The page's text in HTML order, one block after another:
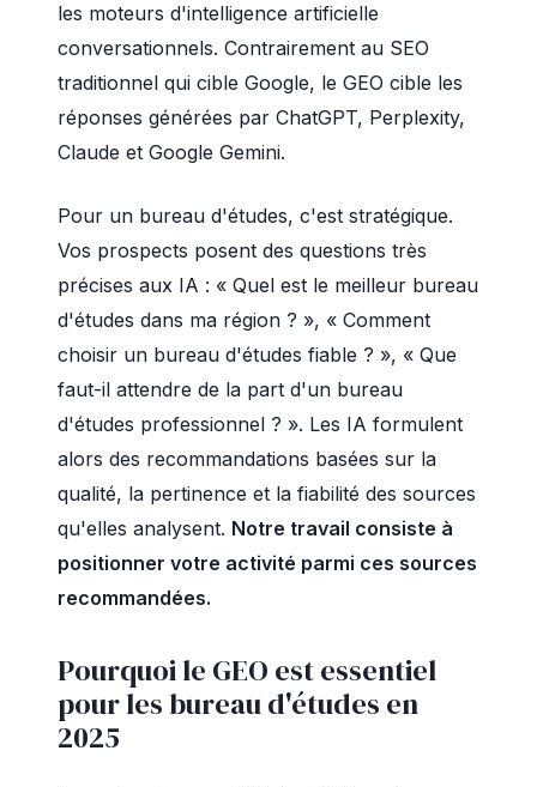
les moteurs d'intelligence artificielle
conversationnels. Contrairement au SEO
traditionnel qui cible Google, le GEO cible les
réponses générées par ChatGPT, Perplexity,
Claude et Google Gemini.
Pour un bureau d'études, c'est stratégique.
Vos prospects posent des questions très
précises aux IA : « Quel est le meilleur bureau
d'études dans ma région ? », « Comment
choisir un bureau d'études fiable ? », « Que
faut-il attendre de la part d'un bureau
d'études professionnel ? ». Les IA formulent
alors des recommandations basées sur la
qualité, la pertinence et la fiabilité des sources
qu'elles analysent. Notre travail consiste à
positionner votre activité parmi ces sources
recommandées.
Pourquoi le GEO est essentiel
pour les bureau d'études en
2025